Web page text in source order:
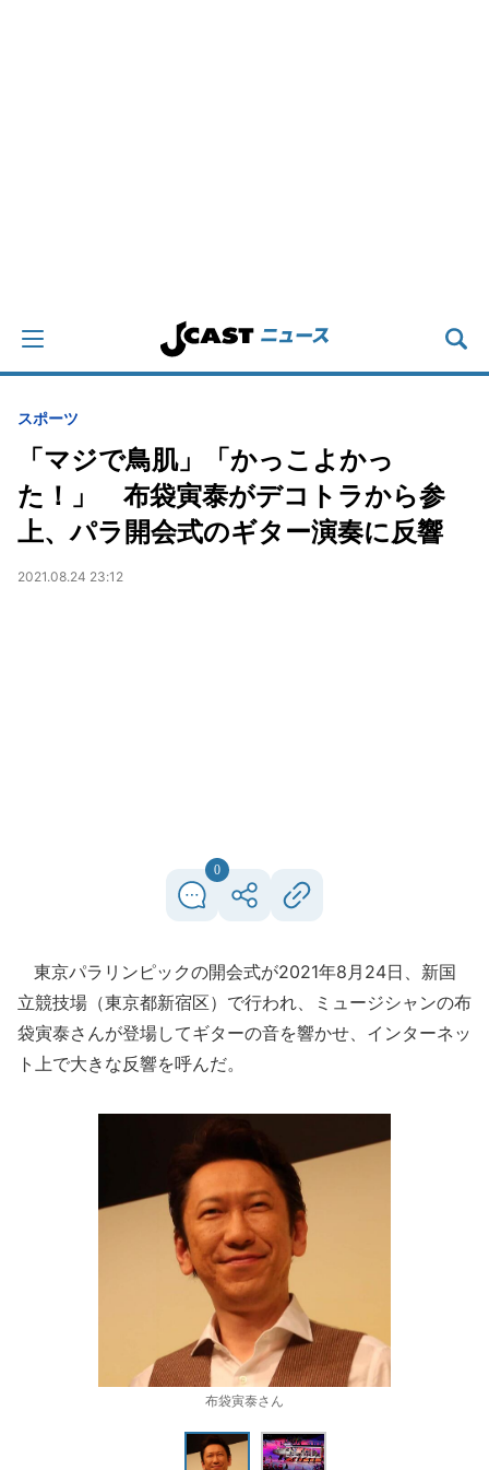
スポーツ
「マジで鳥肌」「かっこよかっ
た！」 布袋寅泰がデコトラから参
上、パラ開会式のギター演奏に反響
2021.08.24 23:12
0
東京パラリンピックの開会式が2021年8月24日、新国
立競技場（東京都新宿区）で行われ、ミュージシャンの布
袋寅泰さんが登場してギターの音を響かせ、インターネッ
ト上で大きな反響を呼んだ。
布袋寅泰さん